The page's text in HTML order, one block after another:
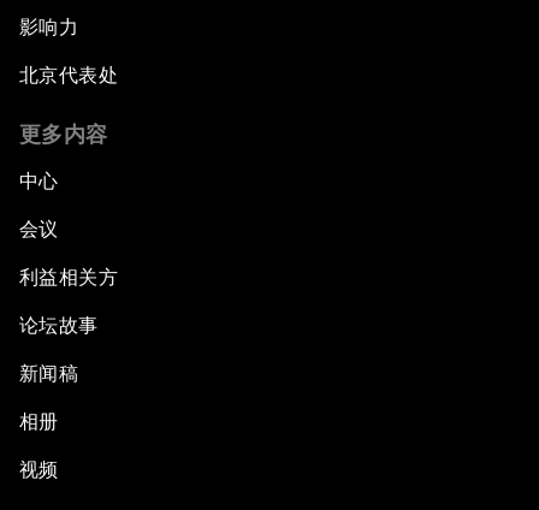
影响力
北京代表处
更多内容
中心
会议
利益相关方
论坛故事
新闻稿
相册
视频